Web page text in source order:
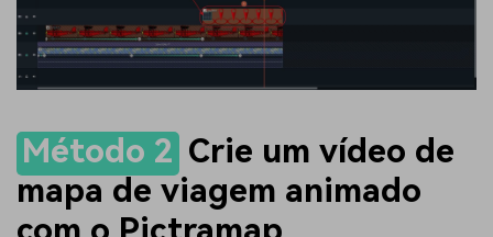
Método 2 Crie um vídeo de
mapa de viagem animado